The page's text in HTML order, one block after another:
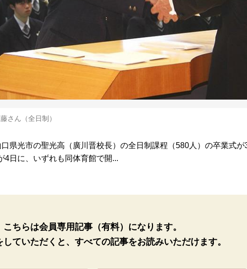
さん（全日制）
県光市の聖光高（廣川晋校長）の全日制課程（580人）の卒業式が
4日に、いずれも同体育館で開...
こちらは会員専用記事（有料）になります。
ていただくと、 すべての記事をお読みいただけます。